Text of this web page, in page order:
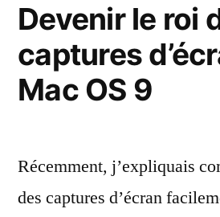
Devenir le roi
captures
Mac OS 9
Récemment, j’expliquais
des captures d’écran